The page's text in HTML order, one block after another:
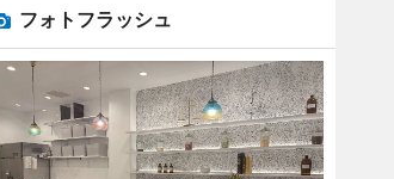
フォトフラッシュ